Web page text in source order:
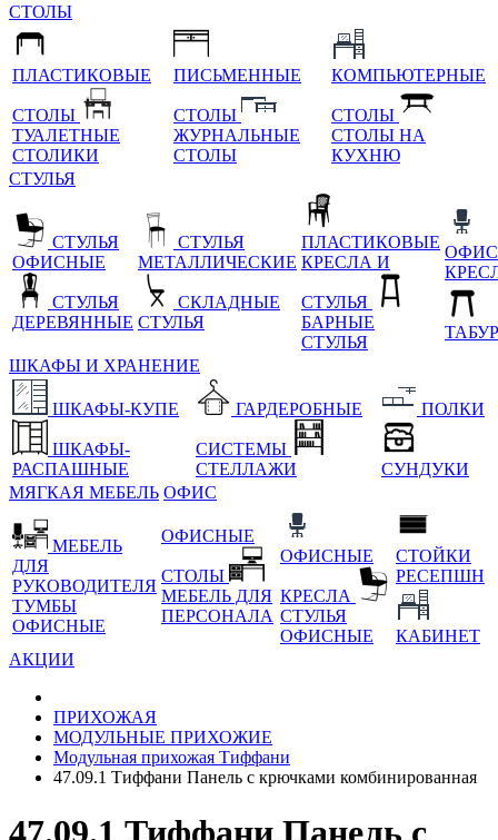
СТОЛЫ
ПЛАСТИКОВЫЕ
СТОЛЫ
ТУАЛЕТНЫЕ
СТОЛИКИ
ПИСЬМЕННЫЕ
СТОЛЫ
ЖУРНАЛЬНЫЕ
СТОЛЫ
КОМПЬЮТЕРНЫЕ
СТОЛЫ
СТОЛЫ НА
КУХНЮ
СТУЛЬЯ
СТУЛЬЯ
ОФИСНЫЕ
СТУЛЬЯ
ДЕРЕВЯННЫЕ
СТУЛЬЯ
МЕТАЛЛИЧЕСКИЕ
СКЛАДНЫЕ
СТУЛЬЯ
ПЛАСТИКОВЫЕ
КРЕСЛА И
СТУЛЬЯ
БАРНЫЕ
СТУЛЬЯ
ШКАФЫ И ХРАНЕНИЕ
ШКАФЫ-КУПЕ
ШКАФЫ-
РАСПАШНЫЕ
ГАРДЕРОБНЫЕ
СИСТЕМЫ
СТЕЛЛАЖИ
ПОЛКИ
СУНДУКИ
МЯГКАЯ МЕБЕЛЬ ОФИС
МЕБЕЛЬ
ДЛЯ
РУКОВОДИТЕЛЯ
ТУМБЫ
ОФИСНЫЕ
ОФИСНЫЕ
СТОЛЫ
МЕБЕЛЬ ДЛЯ
ПЕРСОНАЛА
ОФИСНЫЕ
КРЕСЛА
СТУЛЬЯ
ОФИСНЫЕ
СТОЙКИ
РЕСЕПШН
КАБИНЕТ
АКЦИИ
ПРИХОЖАЯ
МОДУЛЬНЫЕ ПРИХОЖИЕ
Модульная прихожая Тиффани
47.09.1 Тиффани Панель с крючками комбинированная
47.09.1 Тиффани Панель с